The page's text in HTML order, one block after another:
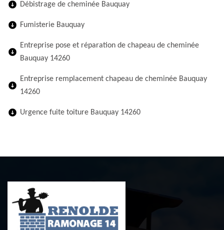
Débistrage de cheminée Bauquay
Fumisterie Bauquay
Entreprise pose et réparation de chapeau de cheminée
Bauquay 14260
Entreprise remplacement chapeau de cheminée Bauquay
14260
Urgence fuite toiture Bauquay 14260